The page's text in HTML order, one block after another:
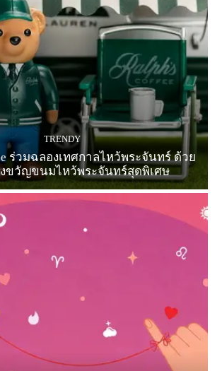
TRENDY
ร่วมฉลองเทศกาลไหว้พระจันทร์ ด้วย
ขวัญขนมไหว้พระจันทร์สุดพิเศษ